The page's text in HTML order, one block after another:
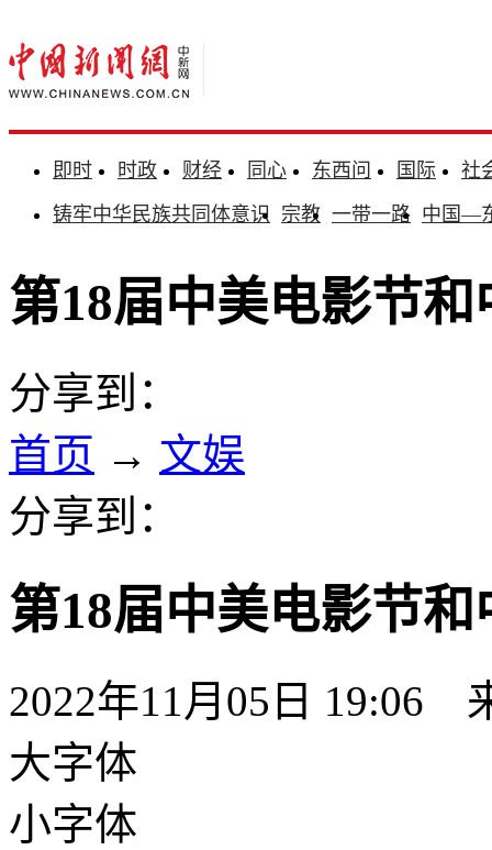
即时 时政 财经 同心 东西问 国际
社
铸牢中华民族共同体意识 宗教 一带一路 中国—
第18届中美电影节
分享到：
首页 → 文娱
分享到：
第18届中美电影节
2022年11月05日 19:06
大字体
小字体